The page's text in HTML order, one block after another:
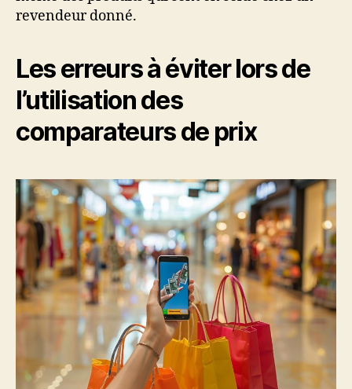
revendeur donné.
Les erreurs à éviter lors de
l’utilisation des
comparateurs de prix